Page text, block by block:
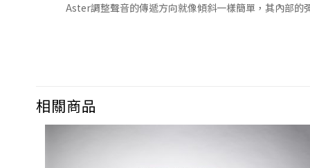
Aster調整聲音的傳遞方向就像傾斜一樣簡單，其內部
相關商品